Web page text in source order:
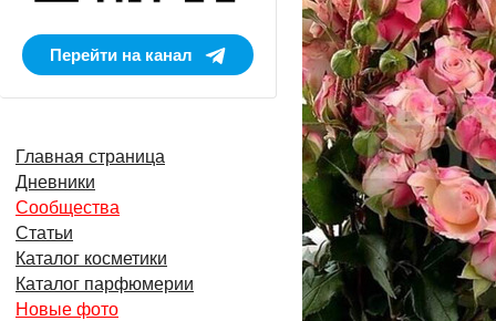
Перейти на канал
Главная страница
Дневники
Сообщества
Статьи
Каталог косметики
Каталог парфюмерии
Новые фото